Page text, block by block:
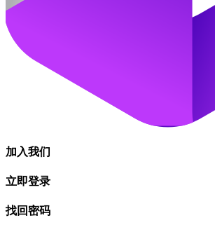
加入我们
立即登录
找回密码